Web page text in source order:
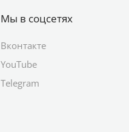
Мы в соцсетях
Вконтакте
YouTube
Telegram